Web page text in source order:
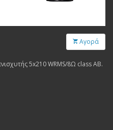
Αγορά
5x210 WRMS/8Ω class AB.